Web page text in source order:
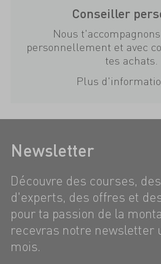
Conseiller
Nous
personnellement et avec
tes achats.
Plus
Newsletter
Découvre des courses,
d'experts, des offres et
pour ta passion de la
recevras notre newsletter
mois.